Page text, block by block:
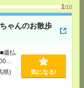
1/10
ゃんのお散歩
週払
円
県)
気になる!
/…
気になる！
＊週1日～無理
月